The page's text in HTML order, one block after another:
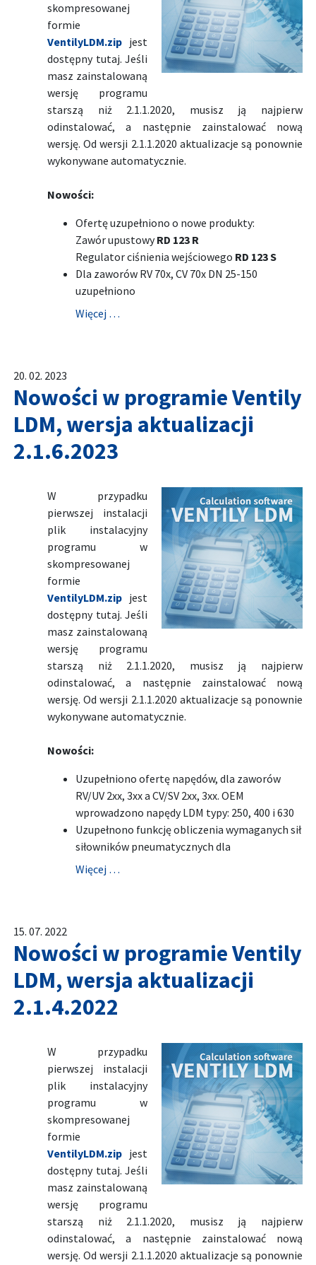
skompresowanej
formie
VentilyLDM.zip jest
dostępny tutaj. Jeśli
masz zainstalowaną
wersję programu
starszą niż 2.1.1.2020, musisz ją najpierw
odinstalować, a następnie zainstalować nową
wersję. Od wersji 2.1.1.2020 aktualizacje są ponownie
wykonywane automatycznie.
Nowości:
Ofertę uzupełniono o nowe produkty:
Zawór upustowyRD 123 R
Regulator ciśnienia wejściowego RD 123 S
Dla zaworów RV 70x, CV 70x DN 25-150
uzupełniono
Więcej …
20. 02. 2023
Nowości w programie Ventily
LDM, wersja aktualizacji
2.1.6.2023
W przypadku
pierwszej instalacji
plik instalacyjny
programu w
skompresowanej
formie
VentilyLDM.zip jest
dostępny tutaj. Jeśli
masz zainstalowaną
wersję programu
starszą niż 2.1.1.2020, musisz ją najpierw
odinstalować, a następnie zainstalować nową
wersję. Od wersji 2.1.1.2020 aktualizacje są ponownie
wykonywane automatycznie.
Nowości:
Uzupełniono ofertę napędów, dla zaworów
RV/UV 2xx, 3xx a CV/SV 2xx, 3xx. OEM
wprowadzono napędy LDM typy: 250, 400 i 630
Uzupełnono funkcję obliczenia wymaganych sił
siłowników pneumatycznych dla
Więcej …
15. 07. 2022
Nowości w programie Ventily
LDM, wersja aktualizacji
2.1.4.2022
W przypadku
pierwszej instalacji
plik instalacyjny
programu w
skompresowanej
formie
VentilyLDM.zip jest
dostępny tutaj. Jeśli
masz zainstalowaną
wersję programu
starszą niż 2.1.1.2020, musisz ją najpierw
odinstalować, a następnie zainstalować nową
wersję. Od wersji 2.1.1.2020 aktualizacje są ponownie